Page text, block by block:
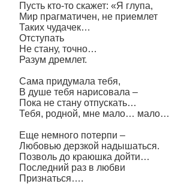
Пусть кто-то скажет: «Я глупа,
Мир прагматичен, не приемлет
Таких чудачек…
Отступать
Не стану, точно…
Разум дремлет.
Сама придумала тебя,
В душе тебя нарисовала –
Пока не стану отпускать…
Тебя, родной, мне мало… мало…
Еще немного потерпи –
Любовью дерзкой надышаться.
Позволь до краюшка дойти…
Последний раз в любви
Признаться….